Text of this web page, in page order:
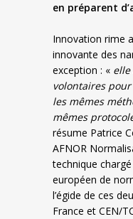
en préparent
Innovation rime
innovante des
exception : « elle
volontaires
les mêmes
mêmes
résume Patrice
AFNOR
technique
européen de
l’égide de ces
France et CEN/